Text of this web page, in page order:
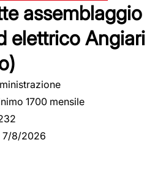
assemblaggio
elettrico Angiari
1700 mensile
7/8/2026